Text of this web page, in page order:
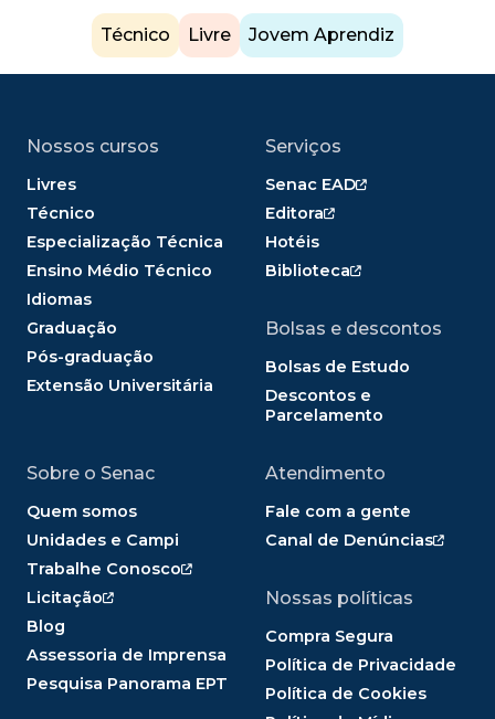
Técnico Livre Jovem Aprendiz
Nossos cursos
Livres
Técnico
Especialização Técnica
Ensino Médio Técnico
Idiomas
Graduação
Pós-graduação
Extensão Universitária
Serviços
Senac EAD
Editora
Hotéis
Biblioteca
Bolsas e descontos
Bolsas de Estudo
Descontos e
Parcelamento
Sobre o Senac
Quem somos
Unidades e Campi
Trabalhe Conosco
Licitação
Blog
Assessoria de Imprensa
Pesquisa Panorama EPT
Atendimento
Fale com a gente
Canal de Denúncias
Nossas políticas
Compra Segura
Política de Privacidade
Política de Cookies